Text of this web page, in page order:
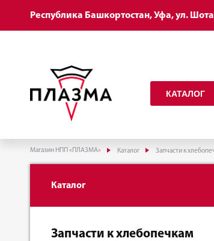
Республика Башкортостан, Уфа, ул.
КАТАЛОГ
Магазин НПП «ПЛАЗМА» Каталог Запчасти к
Каталог
Запчасти к хлебопечкам